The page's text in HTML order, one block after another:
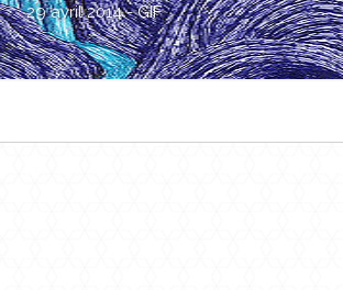
29 avril 2014 -GIF